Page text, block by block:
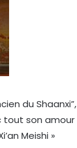
du Shaanxi”,
tout son amour
Meishi »